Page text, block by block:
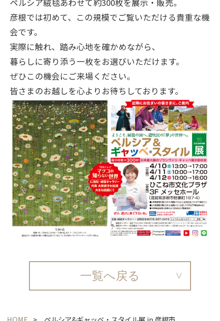
ペルシア絨毯あわせて約300枚を展示・販売。
彦根では初めて、この規模でご覧いただける貴重な機
会です。
実際に触れ、踏み心地を確かめながら、
暮らしに寄り添う一枚をお選びいただけます。
ぜひこの機会にご来場ください。
皆さまのお越しを心よりお待ちしております。
一覧へ戻る